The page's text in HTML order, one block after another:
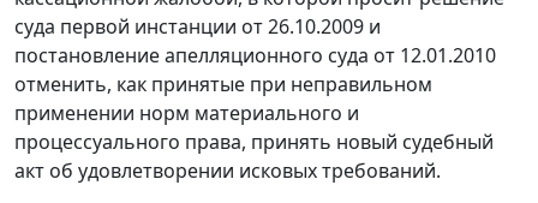
суда первой инстанции от 26.10.2009 и
постановлениеапелляционного суда от 12.01.2010
отменить, как принятые при неправильном
применении норм материального и
процессуального права, принять новый судебный
акт об удовлетворении исковых требований.